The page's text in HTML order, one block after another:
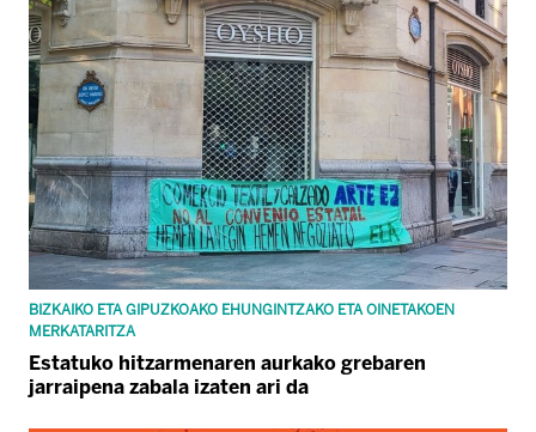
BIZKAIKO ETA GIPUZKOAKO EHUNGINTZAKO ETA OINETAKOEN
MERKATARITZA
Estatuko hitzarmenaren aurkako grebaren
jarraipena zabala izaten ari da